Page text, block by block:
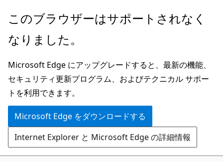
メ
ン
ン
テ
ン
ツ
に
ス
キ
このブラウザーはサポートされなく
なりました。
Microsoft Edge にアップグレードすると、最新の機能、
セキュリティ更新プログラム、およびテクニカル サポー
トを利用できます。
Microsoft Edge をダウンロードする
Internet Explorer と Microsoft Edge の詳細情報